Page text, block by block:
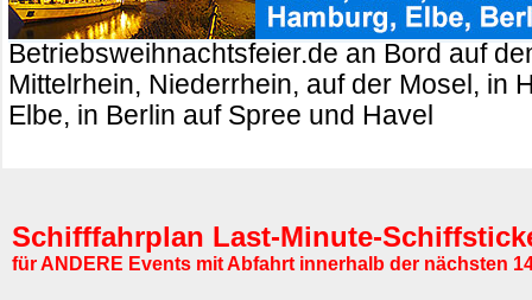
Betriebsweihnachtsfeier.de an Bord auf
Mittelrhein, Niederrhein, auf der Mosel, in
Elbe, in Berlin auf Spree und Havel
Schifffahrplan Last-Minute-
für ANDERE Events mit Abfahrt innerhalb der nächsten